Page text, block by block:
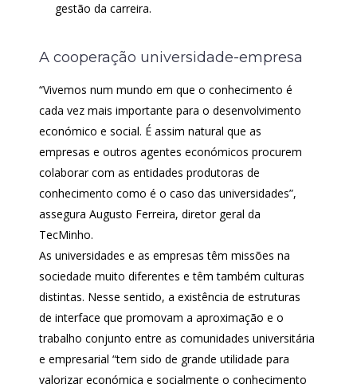
gestão da carreira.
A cooperação universidade-empresa
“Vivemos num mundo em que o conhecimento é
cada vez mais importante para o desenvolvimento
económico e social. É assim natural que as
empresas e outros agentes económicos procurem
colaborar com as entidades produtoras de
conhecimento como é o caso das universidades”,
assegura Augusto Ferreira, diretor geral da
TecMinho.
As universidades e as empresas têm missões na
sociedade muito diferentes e têm também culturas
distintas. Nesse sentido, a existência de estruturas
de interface que promovam a aproximação e o
trabalho conjunto entre as comunidades universitária
e empresarial “tem sido de grande utilidade para
valorizar económica e socialmente o conhecimento